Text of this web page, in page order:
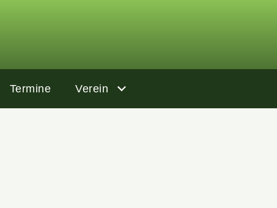
Termine Verein